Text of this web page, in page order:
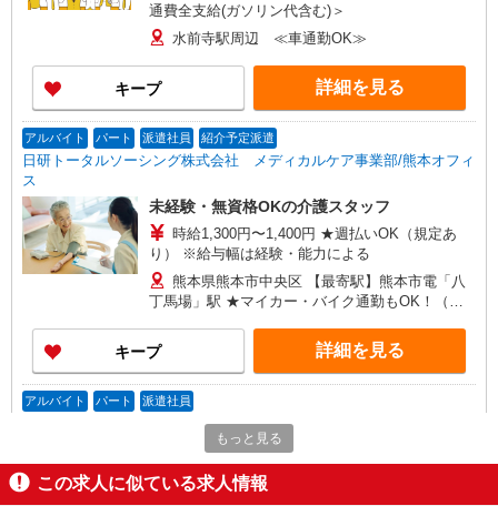
通費全支給(ガソリン代含む)＞
水前寺駅周辺 ≪車通勤OK≫
キープ 詳細を見る
アルバイト パート 派遣社員 紹介予定派遣
日研トータルソーシング株式会社 メディカルケア事業部/熊本オフィ
ス
未経験・無資格OKの介護スタッフ
時給1,300円〜1,400円 ★週払いOK（規定あ
り） ※給与幅は経験・能力による
熊本県熊本市中央区 【最寄駅】熊本市電「八
丁馬場」駅 ★マイカー・バイク通勤もOK！（規
いやすいエリアなど、お好きな勤務地をお選び下
さい！！
キープ 詳細を見る
アルバイト パート 派遣社員
日研トータルソーシング株式会社 メディカルケア事業部/熊本オフィ
看護助手（ナースエイド）
時給1,300円 ★週払いOK（規定あり） ※給与
もっと見る
この求人に似ている求人情報